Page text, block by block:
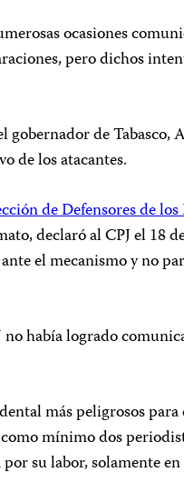
ocasiones
pero dichos
gobernador de
de los atacantes.
de Defensores de
declaró al CPJ el 18
el mecanismo y no
había logrado
más peligrosos
mínimo dos
su labor, solamente